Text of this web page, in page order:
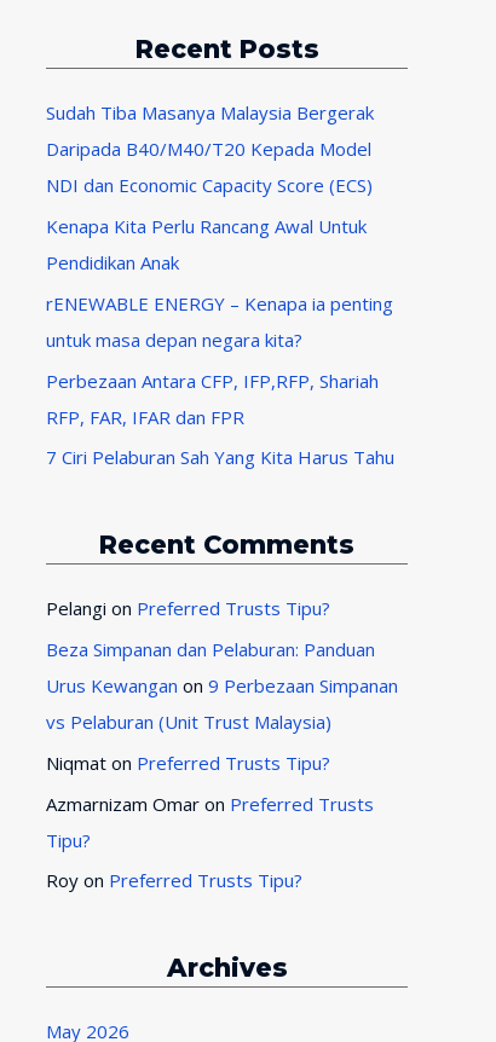
o
r
i
e
s
Recent Posts
Sudah Tiba Masanya Malaysia Bergerak
Daripada B40/M40/T20 Kepada Model
NDI dan Economic Capacity Score (ECS)
Kenapa Kita Perlu Rancang Awal Untuk
Pendidikan Anak
rENEWABLE ENERGY – Kenapa ia penting
untuk masa depan negara kita?
Perbezaan Antara CFP, IFP,RFP, Shariah
RFP, FAR, IFAR dan FPR
7 Ciri Pelaburan Sah Yang Kita Harus Tahu
Recent Comments
Pelangi on Preferred Trusts Tipu?
Beza Simpanan dan Pelaburan: Panduan
Urus Kewangan on 9 Perbezaan Simpanan
vs Pelaburan (Unit Trust Malaysia)
Niqmat on Preferred Trusts Tipu?
Azmarnizam Omar on Preferred Trusts
Tipu?
Roy on Preferred Trusts Tipu?
Archives
May 2026